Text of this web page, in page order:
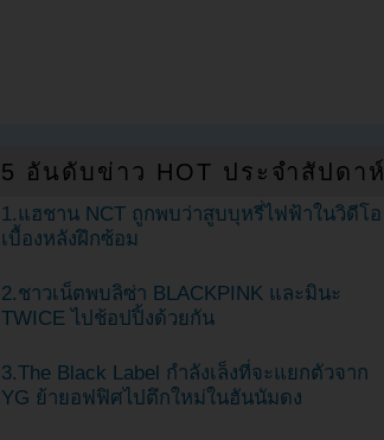
5 อันดับข่าว HOT ประจำสัปดาห์
1.แฮชาน NCT ถูกพบว่าสูบบุหรี่ไฟฟ้าในวิดีโอ
เบื้องหลังฝึกซ้อม
2.ชาวเน็ตพบลิซ่า BLACKPINK และมินะ
TWICE ไปช้อปปิ้งด้วยกัน
3.The Black Label กำลังเล็งที่จะแยกตัวจาก
YG ย้ายอฟฟิศไปตึกใหม่ในฮันนัมดง